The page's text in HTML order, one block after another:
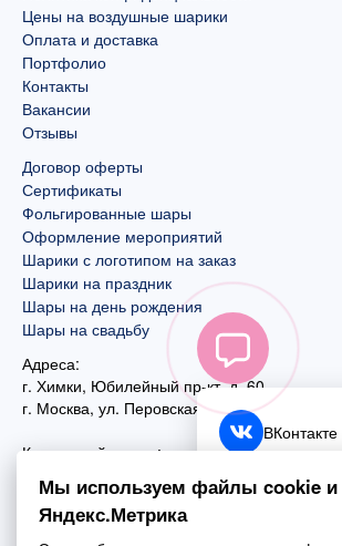
Цены на воздушные шарики
Оплата и доставка
Портфолио
Контакты
Вакансии
Отзывы
Договор оферты
Сертификаты
Фольгированные шары
Оформление мероприятий
Шарики с логотипом на заказ
Шарики на праздник
Шары на день рождения
Шары на свадьбу
Адреса:
г. Химки, Юбилейный пр-кт, д. 60
г. Москва, ул. Перовская, д. 59
Контактный номер:
+7 (495) 970-44-75
Почта:
ВКонтакте
Telegram
Мы используем файлы cookie и
Яндекс.Метрика